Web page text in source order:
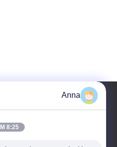
Anna
8:25 AM